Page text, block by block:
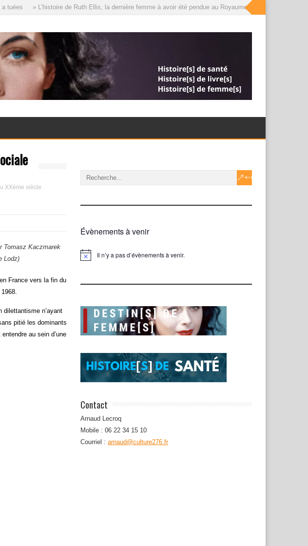
» L’histoire de Ruth Ellis, la dernière femme à avoir été pendue au Royaume-Uni, que le roi a
XXème siècle
Tomasz Kaczmarek
Lodz)
France vers la fin du
dilettantisme n’ayant
pitié les dominants
au sein d’une
Évènements à venir
Notice Il n’y a pas d’évènements à venir.
Contact
Arnaud Lecroq
Mobile : 06 22 34 15 10
Courriel : arnaud@culture276.fr